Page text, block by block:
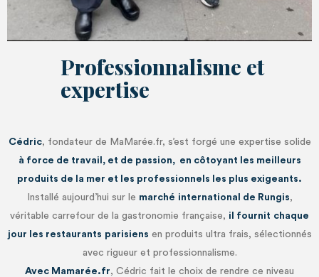
Professionnalisme et
expertise
Cédric, fondateur de MaMarée.fr, s’est forgé une expertise solide
à force de travail, et de passion, en côtoyant les meilleurs
produits de la mer et les professionnels les plus exigeants.
Installé aujourd’hui sur le marché international de Rungis,
véritable carrefour de la gastronomie française, il fournit chaque
jour les restaurants parisiens en produits ultra frais, sélectionnés
avec rigueur et professionnalisme.
Avec Mamarée.fr, Cédric fait le choix de rendre ce niveau